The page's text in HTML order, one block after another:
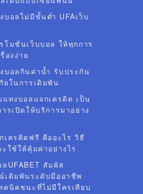
บอลไม่มีขั้นต่ำ UFAเว็บ
โมชั่นเว็บบอล ให้ทุกการ
องง่าย
งบอลกินค่าน้ำ รับประกัน
ยในการเดิมพัน
แทงบอลแจกเครดิต เป็น
รเปิดให้บริการมาอย่าง
เครดิตฟรี คืออะไร วิธี
ใช้ให้คุ้มค่าอย่างไร
UFABET สัมผัส
เดิมพันระดับมืออาชีพ
คนิคชนะที่ไม่มีใครเทียบ